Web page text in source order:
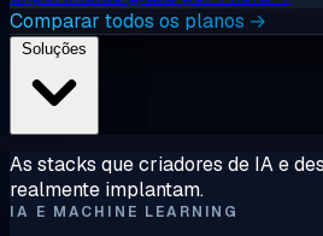
Comparar todos os planos →
As stacks que criadores de IA e
realmente implantam.
IA E MACHINE LEARNING